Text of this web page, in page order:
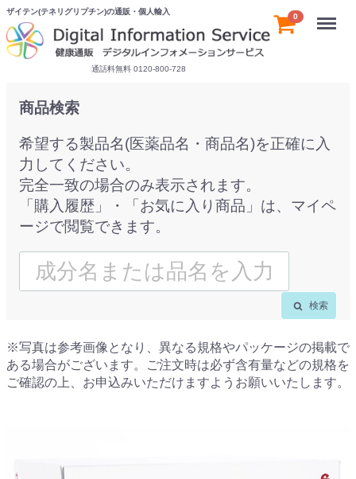
ザイテン(テネリグリプチン)の通販・個人輸入
通話料無料 0120-800-728
0 Menu
商品検索
希望する製品名(医薬品名・商品名)を正確に入
力してください。
完全一致の場合のみ表示されます。
「購入履歴」・「お気に入り商品」は、マイペ
ージで閲覧できます。
検索
※写真は参考画像となり、異なる規格やパッケージの掲載で
ある場合がございます。ご注文時は必ず含有量などの規格を
ご確認の上、お申込みいただけますようお願いいたします。